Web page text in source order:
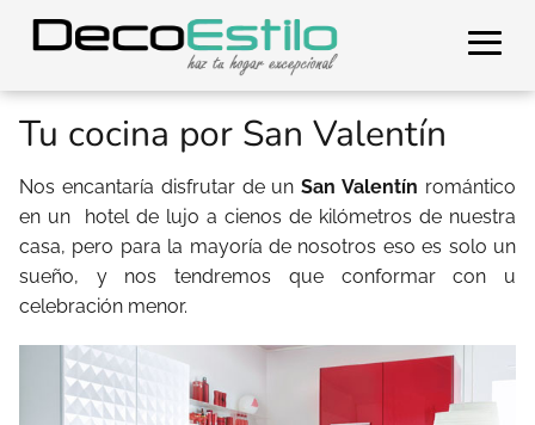
Tu cocina por San Valentín
Nos encantaría disfrutar de unSan Valentín romántico
en un hotel de lujo a cienos de kilómetros de nuestra
casa, pero para la mayoría de nosotros eso es solo un
sueño, y nos tendremos que conformar con u
celebración menor.